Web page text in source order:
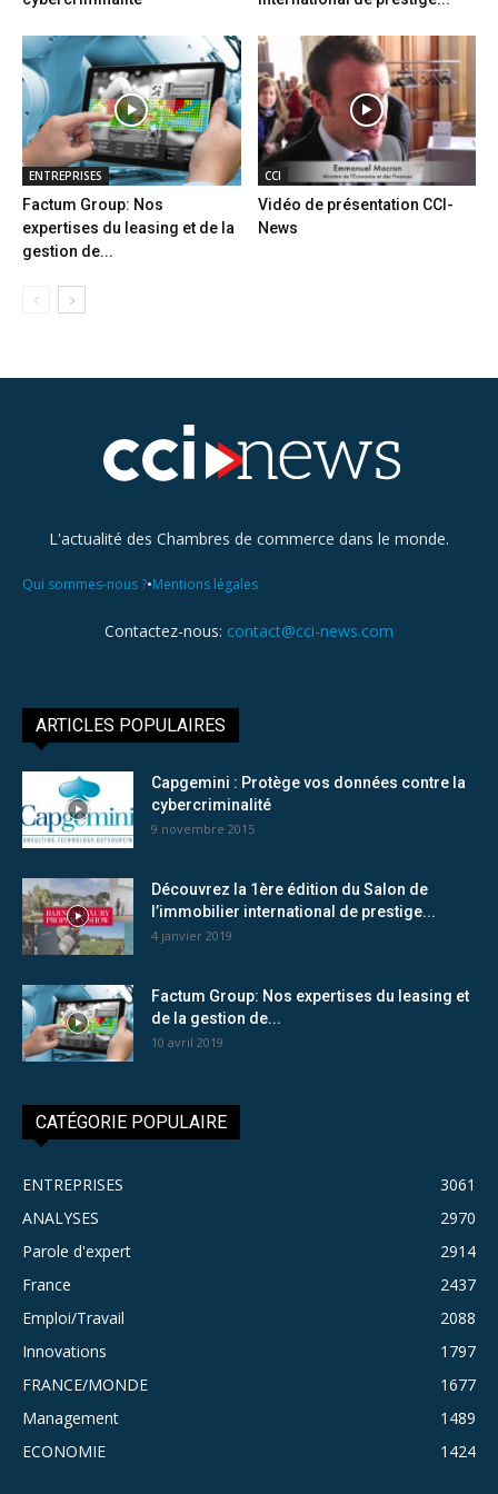
ENTREPRISES
Factum Group: Nos
expertises du leasing et de la
gestion de...
CCI
Vidéo de présentation CCI-
News
L'actualité des Chambres de commerce dans le monde.
Qui sommes-nous ?•Mentions légales
Contactez-nous: contact@cci-news.com
ARTICLES POPULAIRES
Capgemini : Protège vos données contre la
cybercriminalité
9 novembre 2015
Découvrez la 1ère édition du Salon de
l’immobilier international de prestige...
4 janvier 2019
Factum Group: Nos expertises du leasing et
de la gestion de...
10 avril 2019
CATÉGORIE POPULAIRE
ENTREPRISES
3061
ANALYSES
2970
Parole d'expert
2914
France
2437
Emploi/Travail
2088
Innovations
1797
FRANCE/MONDE
1677
Management
1489
ECONOMIE
1424